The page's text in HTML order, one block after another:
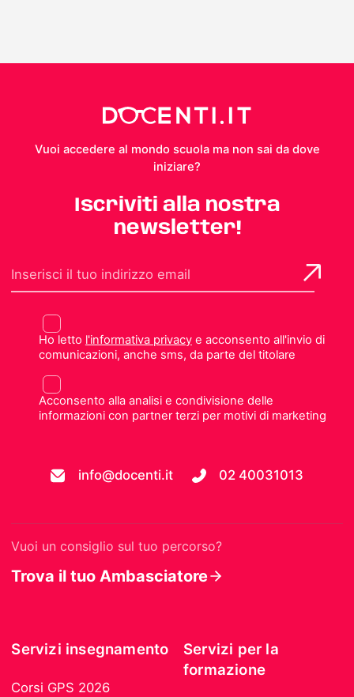
Vuoi accedere al mondo scuola ma non sai da dove
iniziare?
Iscriviti alla nostra
newsletter!
Ho letto l'informativa privacye acconsento all'invio di
comunicazioni, anche sms, da parte del titolare
Acconsento alla analisi e condivisione delle
informazioni con partner terzi per motivi di marketing
info@docenti.it 02 40031013
Vuoi un consiglio sul tuo percorso?
Trova il tuo Ambasciatore
Servizi insegnamento
Corsi GPS 2026
Servizi per la
formazione